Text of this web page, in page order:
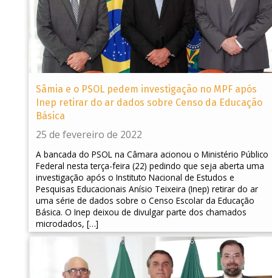
Sâmia e o PSOL pedem investigação no MPF após
Inep retirar do ar dados sobre Censo da Educação
Básica
25 de fevereiro de 2022
A bancada do PSOL na Câmara acionou o Ministério Público
Federal nesta terça-feira (22) pedindo que seja aberta uma
investigação após o Instituto Nacional de Estudos e
Pesquisas Educacionais Anísio Teixeira (Inep) retirar do ar
uma série de dados sobre o Censo Escolar da Educação
Básica. O Inep deixou de divulgar parte dos chamados
microdados, […]